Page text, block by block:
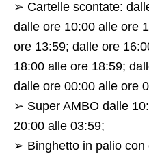
➢ Cartelle scontate:
dalle ore 10:00 alle ore
ore 13:59; dalle ore
18:00 alle ore 18:59;
dalle ore 00:00 alle ore
➢ Super AMBO dalle
20:00 alle 03:59;
➢ Binghetto in palio